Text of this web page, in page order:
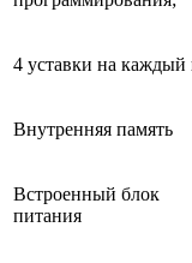
4 уставки на каждый
Внутренняя память
Встроенный блок
питания